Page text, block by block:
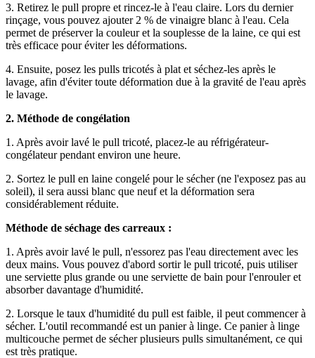
3. Retirez le pull propre et rincez-le à l'eau claire. Lors du dernier
rinçage, vous pouvez ajouter 2 % de vinaigre blanc à l'eau. Cela
permet de préserver la couleur et la souplesse de la laine, ce qui est
très efficace pour éviter les déformations.
4. Ensuite, posez les pulls tricotés à plat et séchez-les après le
lavage, afin d'éviter toute déformation due à la gravité de l'eau après
le lavage.
2. Méthode de congélation
1. Après avoir lavé le pull tricoté, placez-le au réfrigérateur-
congélateur pendant environ une heure.
2. Sortez le pull en laine congelé pour le sécher (ne l'exposez pas au
soleil), il sera aussi blanc que neuf et la déformation sera
considérablement réduite.
Méthode de séchage des carreaux :
1. Après avoir lavé le pull, n'essorez pas l'eau directement avec les
deux mains. Vous pouvez d'abord sortir le pull tricoté, puis utiliser
une serviette plus grande ou une serviette de bain pour l'enrouler et
absorber davantage d'humidité.
2. Lorsque le taux d'humidité du pull est faible, il peut commencer à
sécher. L'outil recommandé est un panier à linge. Ce panier à linge
multicouche permet de sécher plusieurs pulls simultanément, ce qui
est très pratique.